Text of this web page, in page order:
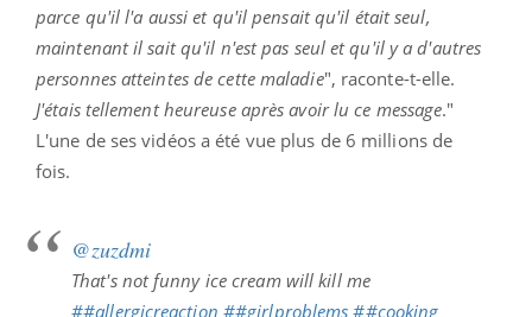
parce qu'il l'a aussi et qu'il pensait qu'il était seul,
maintenant il sait qu'il n'est pas seul et qu'il y a d'autres
personnes atteintes de cette maladie", raconte-t-elle.
J'étais tellement heureuse après avoir lu ce message."
L'une de ses vidéos a été vue plus de 6 millions de
fois.
@zuzdmi
That's not funny ice cream will kill me
##allergicreaction ##girlproblems ##cooking